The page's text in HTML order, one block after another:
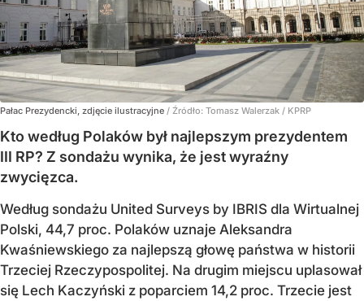
Pałac Prezydencki, zdjęcie ilustracyjne / Źródło: Tomasz Walerzak / KPRP
Kto według Polaków był najlepszym prezydentem
III RP? Z sondażu wynika, że jest wyraźny
zwycięzca.
Według sondażu United Surveys by IBRIS dla Wirtualnej
Polski, 44,7 proc. Polaków uznaje Aleksandra
Kwaśniewskiego za najlepszą głowę państwa w historii
Trzeciej Rzeczypospolitej. Na drugim miejscu uplasował
się Lech Kaczyński z poparciem 14,2 proc. Trzecie jest